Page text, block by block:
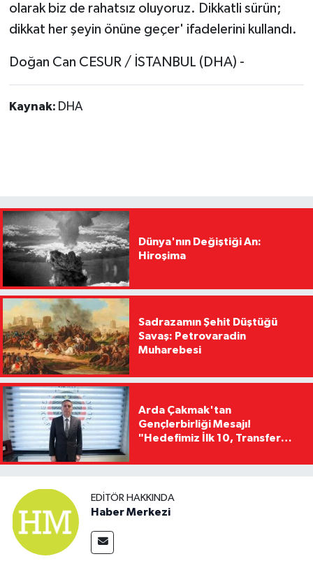
olarak biz de rahatsız oluyoruz. Dikkatli sürün;
dikkat her şeyin önüne geçer' ifadelerini kullandı.
Doğan Can CESUR / İSTANBUL (DHA) -
Kaynak: DHA
Dünya'nın Değiştiği An:
Hiroşima
Sadrazamın Şehit Düştüğü
Savaş: Petrovaradin
Muharebesi
Arda Çakmak'tan
Gençlerbirliği Mesajı!
"Hedefimiz İlk 10, Transfer
Kaldıracağız"
EDITÖR HAKKINDA
Haber Merkezi